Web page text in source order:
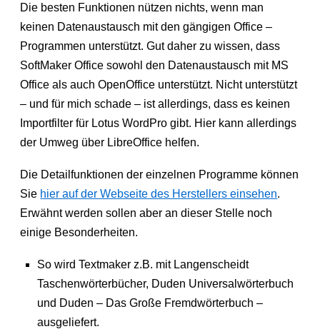
Die besten Funktionen nützen nichts, wenn man
keinen Datenaustausch mit den gängigen Office –
Programmen unterstützt. Gut daher zu wissen, dass
SoftMaker Office sowohl den Datenaustausch mit MS
Office als auch OpenOffice unterstützt. Nicht unterstützt
– und für mich schade – ist allerdings, dass es keinen
Importfilter für Lotus WordPro gibt. Hier kann allerdings
der Umweg über LibreOffice helfen.
Die Detailfunktionen der einzelnen Programme können
Sie hier auf der Webseite des Herstellers einsehen.
Erwähnt werden sollen aber an dieser Stelle noch
einige Besonderheiten.
So wird Textmaker z.B. mit Langenscheidt
Taschenwörterbücher, Duden Universalwörterbuch
und Duden – Das Große Fremdwörterbuch –
ausgeliefert.